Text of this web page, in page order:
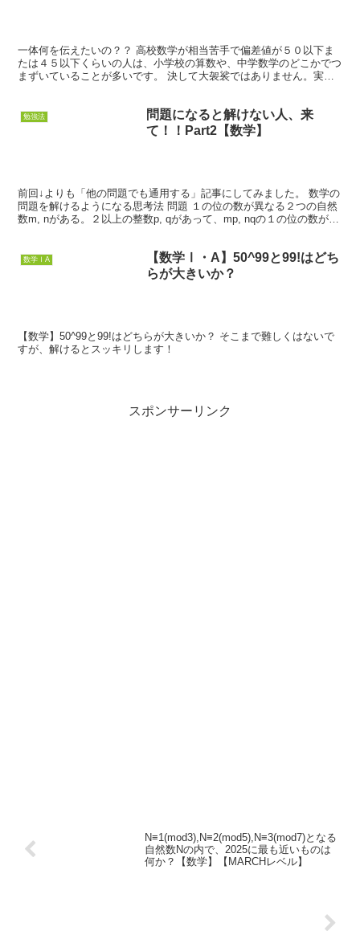
一体何を伝えたいの？？ 高校数学が相当苦手で偏差値が５０以下ま
たは４５以下くらいの人は、小学校の算数や、中学数学のどこかでつ
まずいていることが多いです。 決して大袈裟ではありません。実際
勉強法
問題になると解けない人、来
て！！Part2【数学】
前回↓よりも「他の問題でも通用する」記事にしてみました。 数学の
問題を解けるようになる思考法 問題 １の位の数が異なる２つの自然
数m, nがある。２以上の整数p, qがあって、mp, nqの１の位の数が７
数学ⅠA
【数学Ⅰ・A】50^99と99!はどち
らが大きいか？
【数学】50^99と99!はどちらが大きいか？ そこまで難しくはないで
すが、解けるとスッキリします！
スポンサーリンク
N≡1(mod3),N≡2(mod5),N≡3(mod7)となる
自然数Nの内で、2025に最も近いものは
何か？【数学】【MARCHレベル】